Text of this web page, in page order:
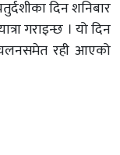
दिन शनिबार
गराइन्छ । यो दिन
रही आएको